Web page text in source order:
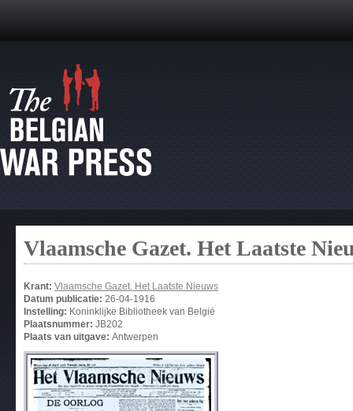
Vlaamsche Gazet. Het Laatste
Krant: Vlaamsche Gazet. Het Laatste Nieuws
Datum publicatie: 26-04-1916
Instelling: Koninklijke Bibliotheek van België
Plaatsnummer: JB202
Plaats van uitgave: Antwerpen